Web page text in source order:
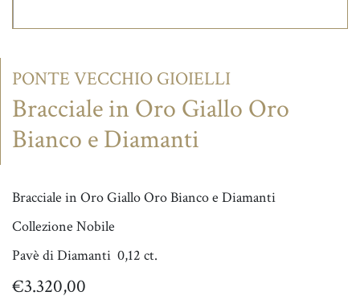
PONTE VECCHIO GIOIELLI
Bracciale in Oro Giallo Oro
Bianco e Diamanti
Bracciale in Oro Giallo Oro Bianco e Diamanti
Collezione Nobile
Pavè di Diamanti 0,12 ct.
€3.320,00